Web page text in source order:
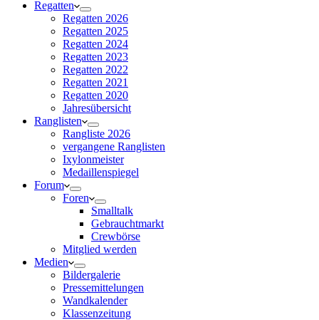
Regatten
Regatten 2026
Regatten 2025
Regatten 2024
Regatten 2023
Regatten 2022
Regatten 2021
Regatten 2020
Jahresübersicht
Ranglisten
Rangliste 2026
vergangene Ranglisten
Ixylonmeister
Medaillenspiegel
Forum
Foren
Smalltalk
Gebrauchtmarkt
Crewbörse
Mitglied werden
Medien
Bildergalerie
Pressemittelungen
Wandkalender
Klassenzeitung